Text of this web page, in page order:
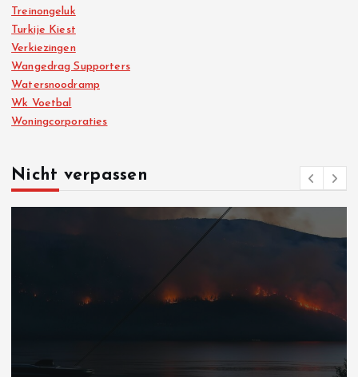
Treinongeluk
Turkije Kiest
Verkiezingen
Wangedrag Supporters
Watersnoodramp
Wk Voetbal
Woningcorporaties
Nicht verpassen